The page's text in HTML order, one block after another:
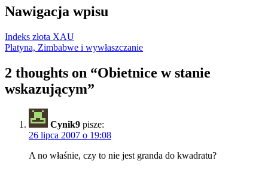
Nawigacja wpisu
Indeks złota XAU
Platyna, Zimbabwe i wywłaszczanie
2 thoughts on “Obietnice w stanie
wskazującym”
Cynik9 pisze:
26 lipca 2007 o 19:08
A no właśnie, czy to nie jest granda do kwadratu?